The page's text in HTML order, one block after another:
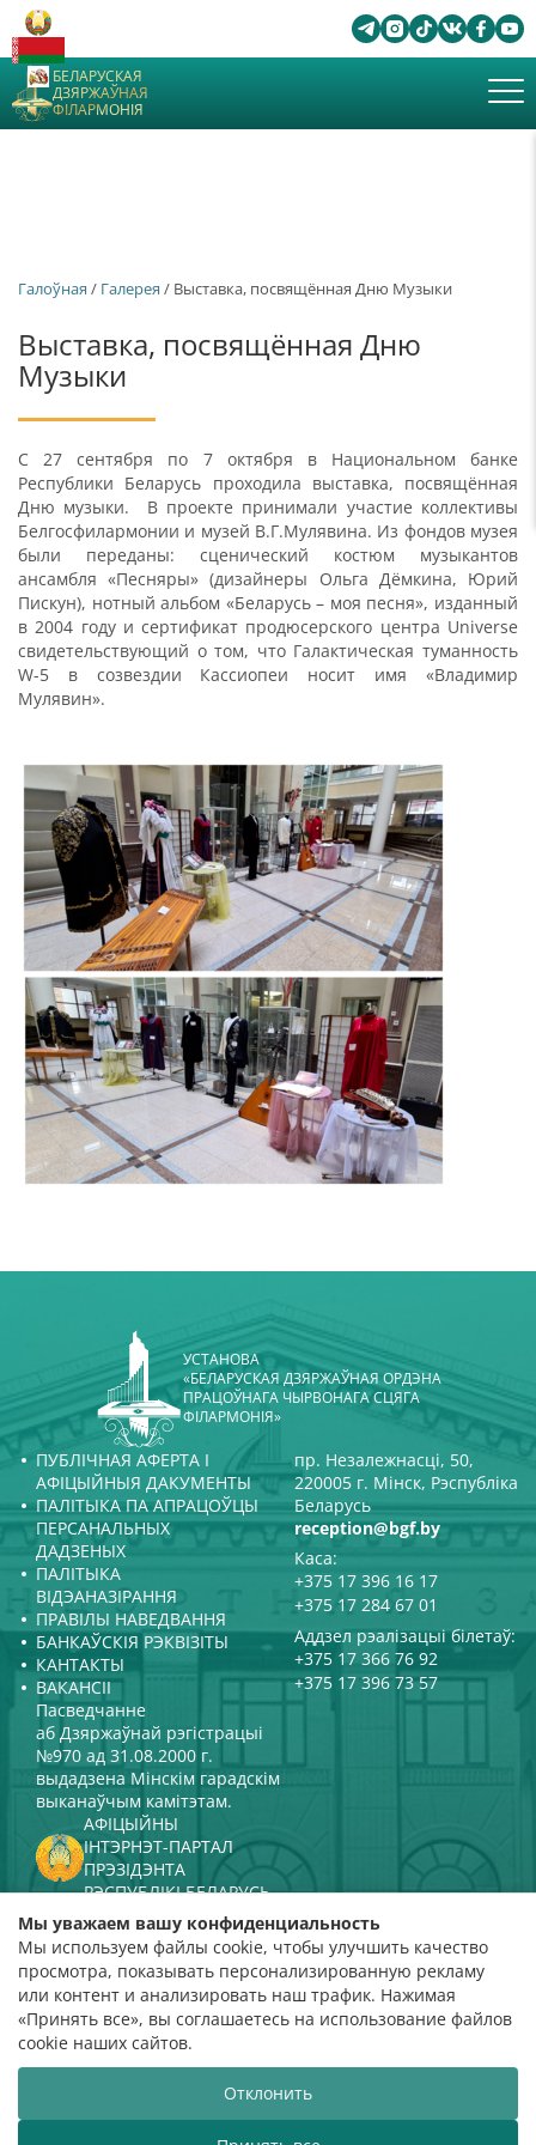
БЕЛАРУСКАЯ
ДЗЯРЖАЎНАЯ
ФІЛАРМОНІЯ
Галоўная / Галерея / Выставка, посвящённая Дню Музыки
Выставка, посвящённая Дню
Музыки
С 27 сентября по 7 октября в Национальном банке
Республики Беларусь проходила выставка, посвящённая
Дню музыки. В проекте принимали участие коллективы
Белгосфилармонии и музей В.Г.Мулявина. Из фондов музея
были переданы: сценический костюм музыкантов
ансамбля «Песняры» (дизайнеры Ольга Дёмкина, Юрий
Пискун), нотный альбом «Беларусь – моя песня», изданный
в 2004 году и сертификат продюсерского центра Universe
свидетельствующий о том, что Галактическая туманность
W-5 в созвездии Кассиопеи носит имя «Владимир
Мулявин».
УСТАНОВА
«БЕЛАРУСКАЯ ДЗЯРЖАЎНАЯ ОРДЭНА
ПРАЦОЎНАГА ЧЫРВОНАГА СЦЯГА
ФІЛАРМОНІЯ»
ПУБЛІЧНАЯ АФЕРТА І
АФІЦЫЙНЫЯ ДАКУМЕНТЫ
ПАЛІТЫКА ПА АПРАЦОЎЦЫ
ПЕРСАНАЛЬНЫХ
ДАДЗЕНЫХ
ПАЛІТЫКА
ВІДЭАНАЗІРАННЯ
ПРАВІЛЫ НАВЕДВАННЯ
БАНКАЎСКІЯ РЭКВІЗІТЫ
КАНТАКТЫ
ВАКАНСІІ
пр. Незалежнасці, 50,
220005 г. Мінск, Рэспубліка
Беларусь
reception@bgf.by
Каса:
+375 17 396 16 17
+375 17 284 67 01
Аддзел рэалізацыі білетаў:
+375 17 366 76 92
+375 17 396 73 57
Пасведчанне
аб Дзяржаўнай рэгістрацыі
№970 ад 31.08.2000 г.
выдадзена Мінскім гарадскім
выканаўчым камітэтам.
АФІЦЫЙНЫ
ІНТЭРНЭТ-ПАРТАЛ
ПРЭЗІДЭНТА
РЭСПУБЛІКІ БЕЛАРУСЬ
МІНІСТЭРСТВА КУЛЬТУРЫ
РЭСПУБЛІКІ БЕЛАРУСЬ
ПАРТАЛ
РЭЙТЫНГАВАЙ АЦЭНКІ
адзнака 4,9
на падставе 112 водгукаў
Распрацоўка сайтаВТОП3
Мы уважаем вашу конфиденциальность
Мы используем файлы cookie, чтобы улучшить качество
просмотра, показывать персонализированную рекламу
или контент и анализировать наш трафик. Нажимая
«Принять все», вы соглашаетесь на использование файлов
cookie наших сайтов.
Отклонить